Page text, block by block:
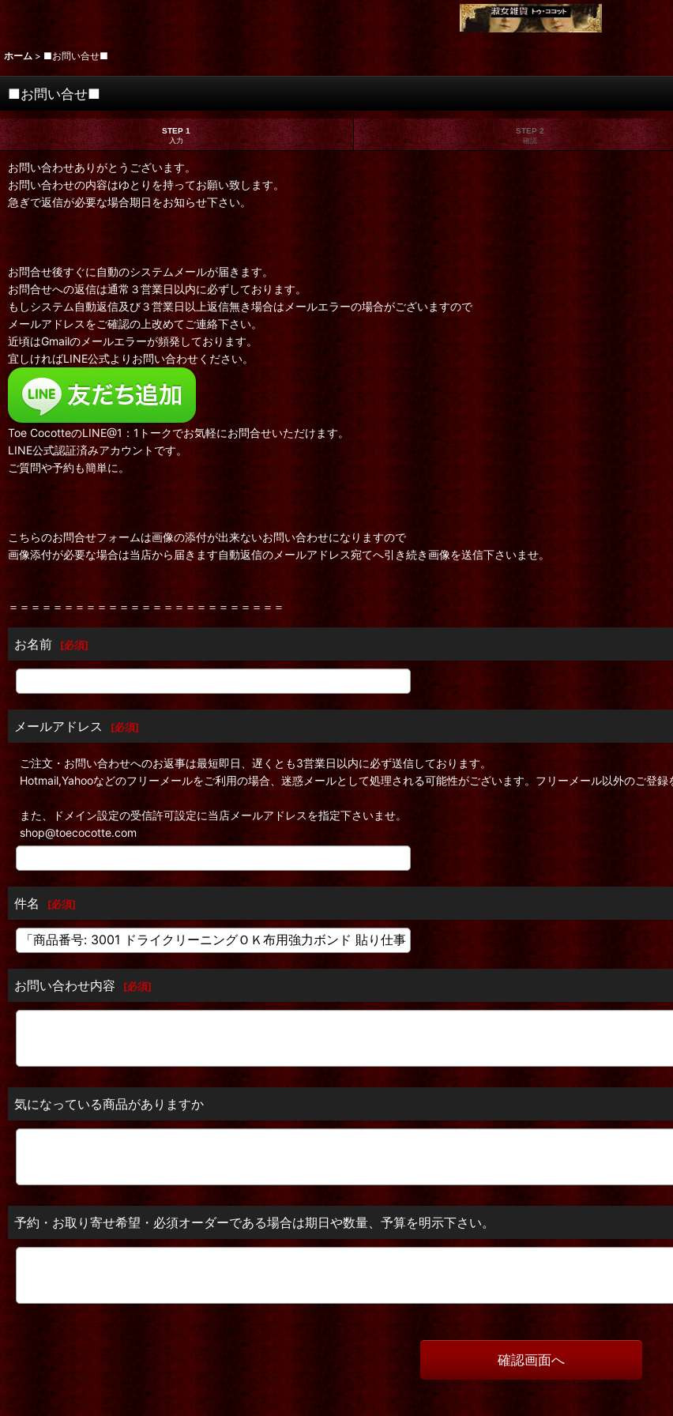
ホーム > ■お問い合せ■
■お問い合せ■
STEP 1
入力
STEP 2
確認
お問い合わせありがとうございます。
お問い合わせの内容はゆとりを持ってお願い致します。
急ぎで返信が必要な場合期日をお知らせ下さい。
お問合せ後すぐに自動のシステムメールが届きます。
お問合せへの返信は通常３営業日以内に必ずしております。
もしシステム自動返信及び３営業日以上返信無き場合はメールエラーの場合がございますので
メールアドレスをご確認の上改めてご連絡下さい。
近頃はGmailのメールエラーが頻発しております。
宜しければLINE公式よりお問い合わせください。
Toe CocotteのLINE@1：1トークでお気軽にお問合せいただけます。
LINE公式認証済みアカウントです。
ご質問や予約も簡単に。
こちらのお問合せフォームは画像の添付が出来ないお問い合わせになりますので
画像添付が必要な場合は当店から届きます自動返信のメールアドレス宛てへ引き続き画像を送信下さいませ。
＝＝＝＝＝＝＝＝＝＝＝＝＝＝＝＝＝＝＝＝＝＝＝＝＝
お名前 [必須]
メールアドレス [必須]
ご注文・お問い合わせへのお返事は最短即日、遅くとも3営業日以内に必ず送信しております。
Hotmail,Yahooなどのフリーメールをご利用の場合、迷惑メールとして処理される可能性がございます。フリーメール以外のご登録
また、ドメイン設定の受信許可設定に当店メールアドレスを指定下さいませ。
shop@toecocotte.com
件名 [必須]
お問い合わせ内容 [必須]
気になっている商品がありますか
予約・お取り寄せ希望・必須オーダーである場合は期日や数量、予算を明示下さい。
確認画面へ